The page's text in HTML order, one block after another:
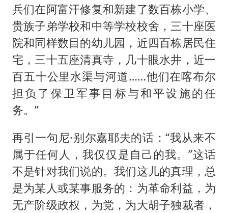
兵们在阿富汗修复和新建了数百栋小学、
贵族子弟学校和中等学校校舍，三十座医
院和同样数目的幼儿园，近四百栋居民住
宅，三十五座清真寺，几十眼水井，近一
百五十公里水渠与河道……他们在喀布尔
担负了保卫军事目标与和平设施的任
务。”
再引一句尼·别尔嘉耶夫的话：“我从来不
属于任何人，我仅仅是自己的我。”这话
不是针对我们说的。我们这儿的真理，总
是为某人或某事服务的：为革命利益，为
无产阶级政权，为党，为大胡子独裁者，